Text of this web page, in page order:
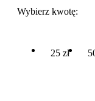
Wybierz kwotę:
25 zł